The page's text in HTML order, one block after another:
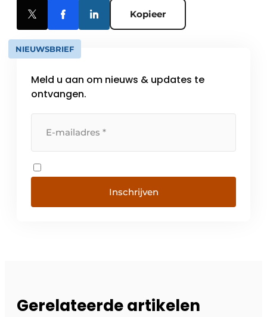
Kopieer
NIEUWSBRIEF
Meld u aan om nieuws & updates te
ontvangen.
Inschrijven
Gerelateerde artikelen